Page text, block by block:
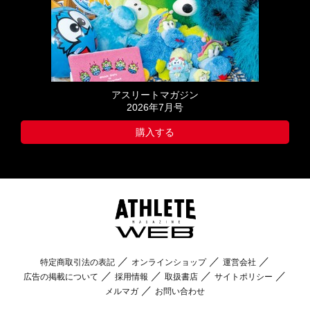
アスリートマガジン
2026年7月号
購入する
特定商取引法の表記 オンラインショップ
運営会社
広告の掲載について
採用情報 取扱書店
サイトポリシー
メルマガ
お問い合わせ